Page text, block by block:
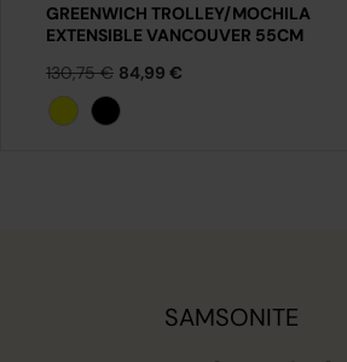
GREENWICH TROLLEY/MOCHILA
EXTENSIBLE VANCOUVER 55CM
130,75 € 84,99 €
SAMSONITE